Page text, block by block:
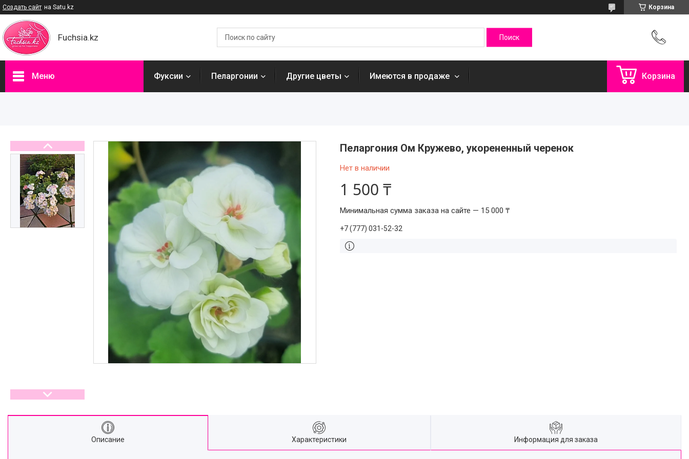
Создать сайт на Satu.kz Корзина
Fuchsia.kz
Меню Фуксии Пеларгонии Другие цветы Имеются в продаже Корзина
Пеларгония Ом Кружево, укорененный черенок
Нет в наличии
1 500 ₸
Минимальная сумма заказа на сайте — 15 000 ₸
+7 (777) 031-52-32
Описание Характеристики Информация для заказа